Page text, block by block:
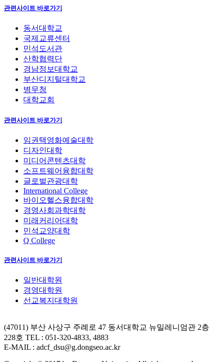
관련사이트 바로가기
동서대학교
국제교류센터
민석도서관
산학협력단
경남정보대학교
부산디지털대학교
병무청
대학교회
관련사이트 바로가기
임권택영화예술대학
디자인대학
미디어콘텐츠대학
소프트웨어융합대학
글로벌관광대학
International College
바이오헬스융합대학
경영사회과학대학
미래커리어대학
민석교양대학
Q College
관련사이트 바로가기
일반대학원
경영대학원
선교복지대학원
(47011) 부산 사상구 주례로 47 동서대학교 뉴밀레니엄관 2층
228호 TEL : 051-320-4833, 4883
E-MAIL : adcf_dsu@g.dongseo.ac.kr